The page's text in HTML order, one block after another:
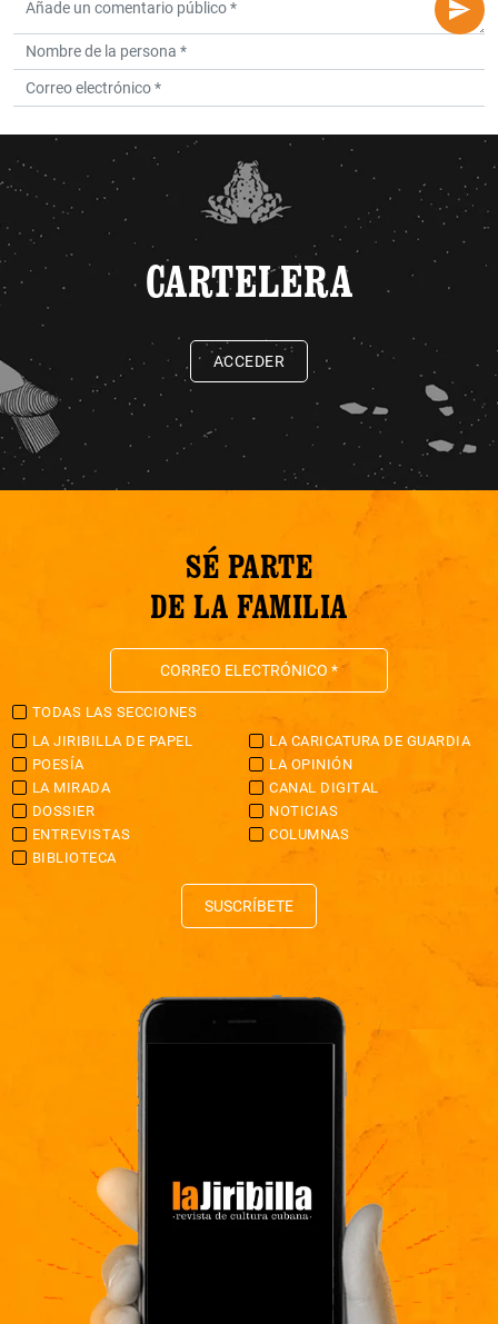
CARTELERA
ACCEDER
SÉ PARTE
DE LA FAMILIA
TODAS LAS SECCIONES
LA JIRIBILLA DE PAPEL
LA CARICATURA DE GUARDIA
POESÍA
LA OPINIÓN
LA MIRADA
CANAL DIGITAL
DOSSIER
NOTICIAS
ENTREVISTAS
COLUMNAS
BIBLIOTECA
SUSCRÍBETE